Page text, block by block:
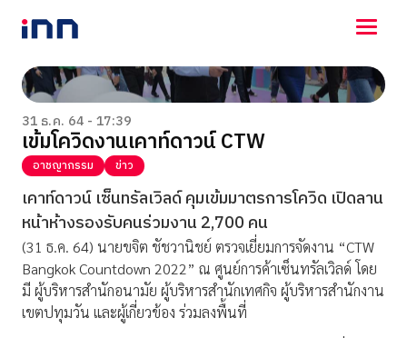
NEWS
ENTERTAINMENT
LIFESTYLE
HOROSCOPE
LOTTERY
VIDEO
ร่วมด้วยช่วยกัน
31 ธ.ค. 64 - 17:39
เข้มโควิดงานเคาท์ดาวน์ CTW
อาชญากรรม ข่าว
เคาท์ดาวน์ เซ็นทรัลเวิลด์ คุมเข้มมาตรการโควิด เปิดลาน
หน้าห้างรองรับคนร่วมงาน 2,700 คน
(31 ธ.ค. 64) นายขจิต ชัชวานิชย์ ตรวจเยี่ยมการจัดงาน “CTW
Bangkok Countdown 2022” ณ ศูนย์การค้าเซ็นทรัลเวิลด์ โดย
มี ผู้บริหารสำนักอนามัย ผู้บริหารสำนักเทศกิจ ผู้บริหารสำนักงาน
เขตปทุมวัน และผู้เกี่ยวข้อง ร่วมลงพื้นที่